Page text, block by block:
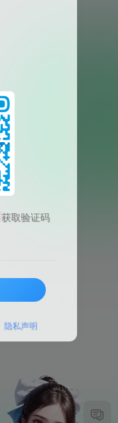
获取验证码
隐私声明